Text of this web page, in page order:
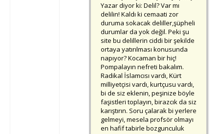
Yazar diyor ki: Delil? Var mı
delilin! Kaldı ki cemaati zor
duruma sokacak deliller,şüpheli
durumlar da yok değil. Peki şu
site bu delillerin ciddi bir şekilde
ortaya yatırılması konusunda
napıyor? Kocaman bir hiç!
Pompalayın nefreti bakalım.
Radikal İslamcısı vardı, Kürt
milliyetçisi vardı, kurtçusu vardı,
bi de siz eklenin, peşinize böyle
faşistleri toplayın, birazcık da siz
karıştırın. Soru çalarak bi yerlere
gelmeyi, mesela profsör olmayı
en hafif tabirle bozgunculuk